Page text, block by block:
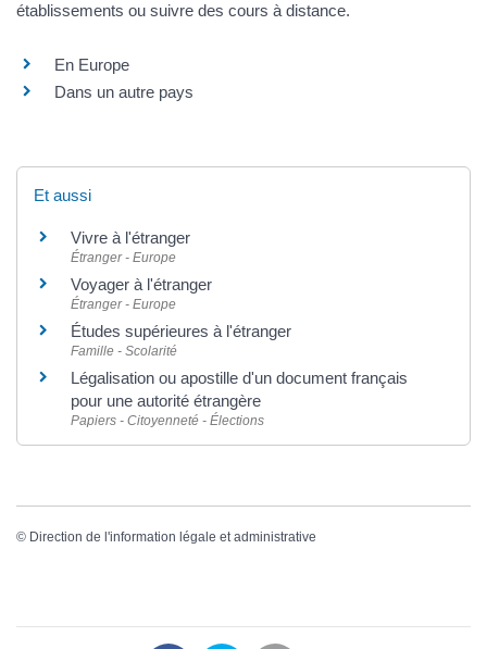
établissements ou suivre des cours à distance.
En Europe
Dans un autre pays
Et aussi
Vivre à l'étranger
Étranger - Europe
Voyager à l'étranger
Étranger - Europe
Études supérieures à l'étranger
Famille - Scolarité
Légalisation ou apostille d'un document français
pour une autorité étrangère
Papiers - Citoyenneté - Élections
© Direction de l'information légale et administrative